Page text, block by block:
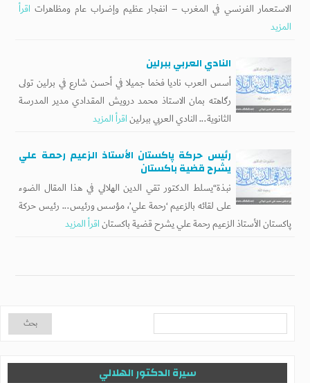
الاستعمار الفرنسي في المغرب – انفجار عظيم وإضراب عام ومظاهرات اقرأ
المزيد
النادي العربي ببرلين
أسس العرب ناديا فخما جميلا في أحسن شارع في برلين تولى
رگاهته بمان الاستاذ محمد درويش المقدادي مدير المدرسة
الثانوية... النادي العربي ببرليناقرأ المزيد
رئيس حركة پاكستان الأستاذ الزعيم رحمة علي
يشرح قضية باكستان
نبذة“يسلط الدكتور تقي الدين الهلالي في هذا المقال الضوء
على لقائه بالزعيم ‘رحمة علي’، مؤسس ورئيس... رئيس حركة
پاكستان الأستاذ الزعيم رحمة علي يشرح قضية باكستاناقرأ المزيد
سيرة الدكتور الهلالي